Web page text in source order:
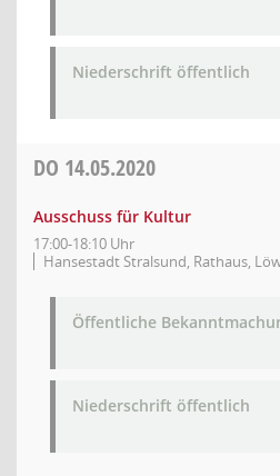
Niederschrift öffentlich
DO 14.05.2020
Ausschuss für Kultur
17:00-18:10 Uhr
Hansestadt Stralsund, Rathaus,
Öffentliche
Niederschrift öffentlich